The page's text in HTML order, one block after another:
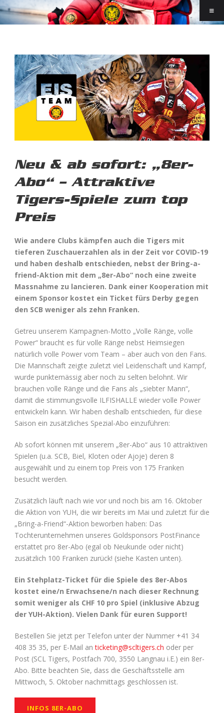
Neu & ab sofort: „8er-
Abo“ – Attraktive
Tigers-Spiele zum top
Preis
Wie andere Clubs kämpfen auch die Tigers mit
tieferen Zuschauerzahlen als in der Zeit vor COVID-19
und haben deshalb entschieden, nebst der Bring-a-
friend-Aktion mit dem „8er-Abo“ noch eine zweite
Massnahme zu lancieren. Dank einer Kooperation mit
einem Sponsor kostet ein Ticket fürs Derby gegen
den SCB weniger als zehn Franken.
Getreu unserem Kampagnen-Motto „Volle Ränge, volle
Power“ braucht es für volle Ränge nebst Heimsiegen
natürlich volle Power vom Team – aber auch von den Fans.
Die Mannschaft zeigte zuletzt viel Leidenschaft und Kampf,
wurde punktemässig aber noch zu selten belohnt. Wir
brauchen volle Ränge und die Fans als „siebter Mann“,
damit die stimmungsvolle ILFISHALLE wieder volle Power
entwickeln kann. Wir haben deshalb entschieden, für diese
Saison ein zusätzliches Spezial-Abo einzuführen:
Ab sofort können mit unserem „8er-Abo“ aus 10 attraktiven
Spielen (u.a. SCB, Biel, Kloten oder Ajoje) deren 8
ausgewählt und zu einem top Preis von 175 Franken
besucht werden.
Zusätzlich läuft nach wie vor und noch bis am 16. Oktober
die Aktion von YUH, die wir bereits im Mai und zuletzt für die
„Bring-a-Friend“-Aktion beworben haben: Das
Tochterunternehmen unseres Goldsponsors PostFinance
erstattet pro 8er-Abo (egal ob Neukunde oder nicht)
zusätzlich 100 Franken zurück! (siehe Kasten unten).
Ein Stehplatz-Ticket für die Spiele des 8er-Abos
kostet eine/n Erwachsene/n nach dieser Rechnung
somit weniger als CHF 10 pro Spiel (inklusive Abzug
der YUH-Aktion). Vielen Dank für euren Support!
Bestellen Sie jetzt per Telefon unter der Nummer +41 34
408 35 35, per E-Mail anticketing@scltigers.ch oder per
Post (SCL Tigers, Postfach 700, 3550 Langnau i.E.) ein 8er-
Abo. Bitte beachten Sie, dass die Geschäftsstelle am
Mittwoch, 5. Oktober nachmittags geschlossen ist.
INFOS 8ER-ABO